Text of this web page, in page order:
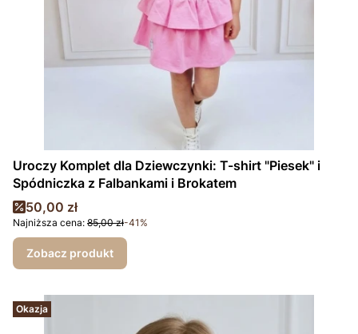
Uroczy Komplet dla Dziewczynki: T-shirt "Piesek" i
Spódniczka z Falbankami i Brokatem
Cena promocyjna
50,00 zł
Najniższa cena: 85,00 zł-41%
Zobacz produkt
Okazja